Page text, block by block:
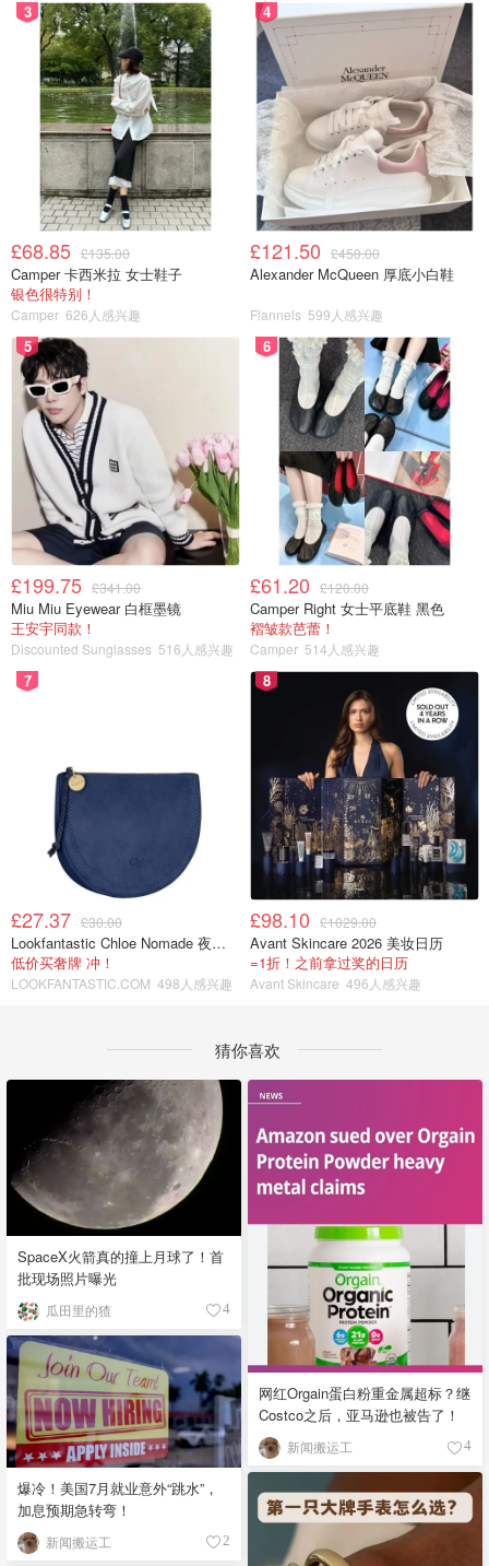
3
£68.85 £135.00
Camper 卡西米拉 女士鞋子
银色很特别！
Camper 626人感兴趣
4
£121.50 £450.00
Alexander McQueen 厚底小白鞋
Flannels 599人感兴趣
5
£199.75 £341.00
Miu Miu Eyewear 白框墨镜
王安宇同款！
Discounted Sunglasses 516人感兴趣
6
£61.20 £120.00
Camper Right 女士平底鞋 黑色
褶皱款芭蕾！
Camper 514人感兴趣
7
£27.37 £30.00
Lookfantastic Chloe Nomade 夜埃及小包
低价买奢牌 冲！
LOOKFANTASTIC.COM 498人感兴趣
8
£98.10 £1029.00
Avant Skincare 2026 美妆日历
=1折！之前拿过奖的日历
Avant Skincare 496人感兴趣
猜你喜欢
SpaceX火箭真的撞上月球了！首
批现场照片曝光
瓜田里的猹 4
网红Orgain蛋白粉重金属超标？继
Costco之后，亚马逊也被告了！
新闻搬运工 4
爆冷！美国7月就业意外“跳水”，
加息预期急转弯！
新闻搬运工 2